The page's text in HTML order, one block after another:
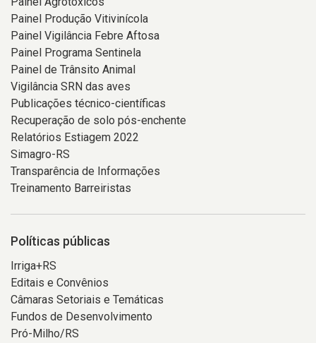
Painel Produção Vitivinícola
Painel Vigilância Febre Aftosa
Painel Programa Sentinela
Painel de Trânsito Animal
Vigilância SRN das aves
Publicações técnico-científicas
Recuperação de solo pós-enchente
Relatórios Estiagem 2022
Simagro-RS
Transparência de Informações
Treinamento Barreiristas
Políticas públicas
Irriga+RS
Editais e Convênios
Câmaras Setoriais e Temáticas
Fundos de Desenvolvimento
Pró-Milho/RS